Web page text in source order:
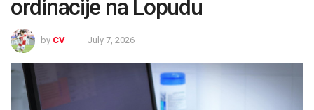
ordinacije na Lopudu
by CV July 7, 2026